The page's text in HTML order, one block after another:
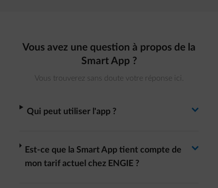
Vous avez une question à propos de la
Smart App ?
Vous trouverez sans doute votre réponse ici.
Qui peut utiliser l'app ? Basculer la réponse
arrow-right
Est-ce que la Smart App tient compte de
mon tarif actuel chez ENGIE ?
arrow-right